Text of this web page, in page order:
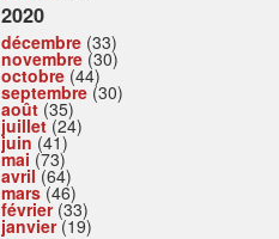
2020
décembre (33)
novembre (30)
octobre (44)
septembre (30)
août (35)
juillet(24)
juin (41)
mai (73)
avril(64)
mars(46)
février(33)
janvier(19)